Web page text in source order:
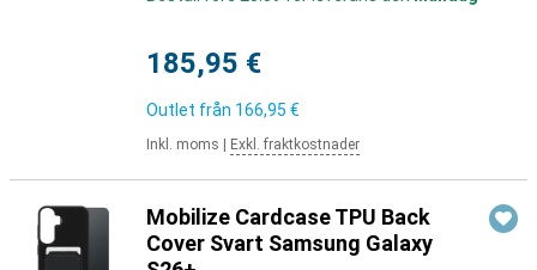
185,95 €
Outlet från 166,95 €
Inkl. moms Exkl. fraktkostnader
Mobilize Cardcase TPU Back
Cover Svart Samsung Galaxy